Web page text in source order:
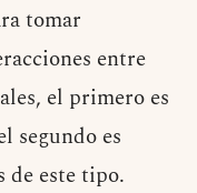
tomar
entre
el primero es
segundo es
de este tipo.